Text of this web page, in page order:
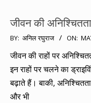
जीवन की अनिश्चितता
2010-
05-
BY: अनिल रघुराज ON:
जीवन की राहों पर
इन राहों पर चलने का
बढ़ाते हैं। बाकी,
और भी